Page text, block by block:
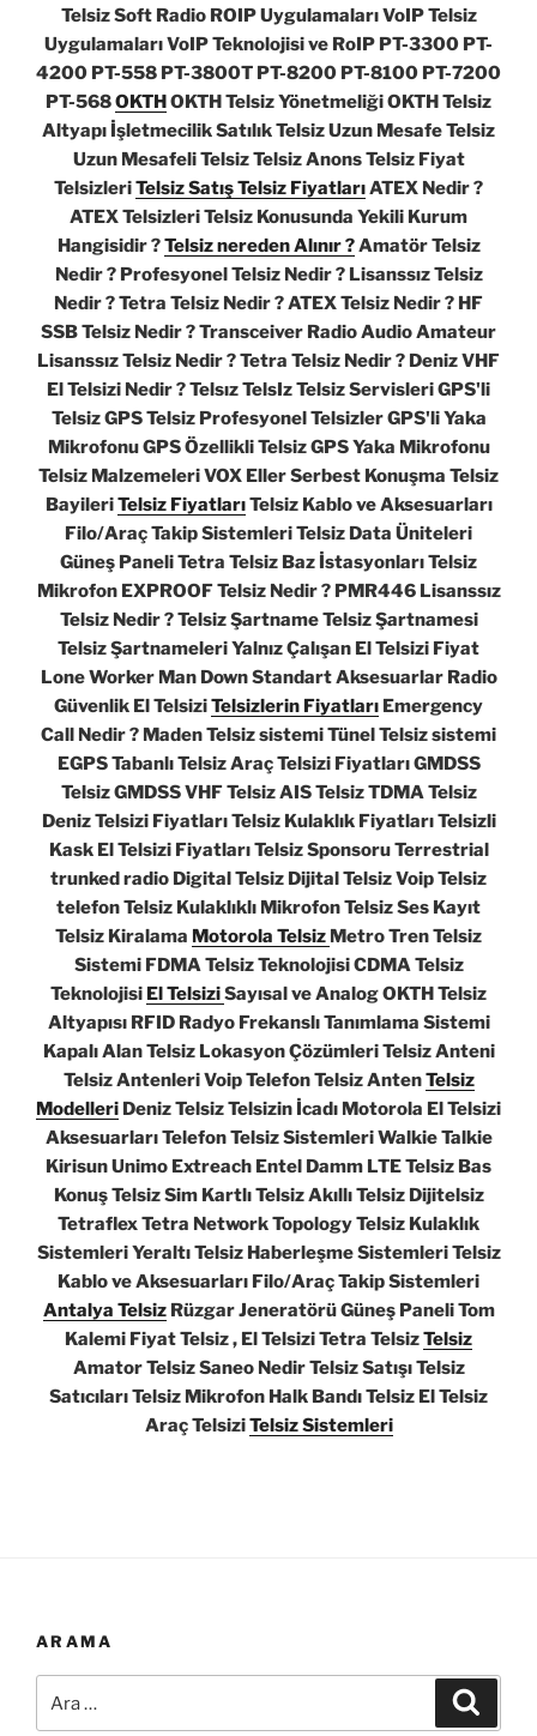
Telsiz Soft Radio ROIP Uygulamaları VoIP Telsiz
Uygulamaları VoIP Teknolojisi ve RoIP PT-3300 PT-
4200 PT-558 PT-3800T PT-8200 PT-8100 PT-7200
PT-568OKTHOKTH Telsiz Yönetmeliği OKTH Telsiz
Altyapı İşletmecilik Satılık Telsiz Uzun Mesafe Telsiz
Uzun Mesafeli Telsiz Telsiz Anons Telsiz Fiyat
TelsizleriTelsiz Satış Telsiz FiyatlarıATEX Nedir ?
ATEX Telsizleri Telsiz Konusunda Yekili Kurum
Hangisidir ?Telsiz nereden Alınır ?Amatör Telsiz
Nedir ? Profesyonel Telsiz Nedir ? Lisanssız Telsiz
Nedir ? Tetra Telsiz Nedir ? ATEX Telsiz Nedir ? HF
SSB Telsiz Nedir ? Transceiver Radio Audio Amateur
Lisanssız Telsiz Nedir ? Tetra Telsiz Nedir ? Deniz VHF
El Telsizi Nedir ? Telsız TelsIz Telsiz Servisleri GPS'li
Telsiz GPS Telsiz Profesyonel Telsizler GPS'li Yaka
Mikrofonu GPS Özellikli Telsiz GPS Yaka Mikrofonu
Telsiz Malzemeleri VOX Eller Serbest Konuşma Telsiz
BayileriTelsiz FiyatlarıTelsiz Kablo ve Aksesuarları
Filo/Araç Takip Sistemleri Telsiz Data Üniteleri
Güneş Paneli Tetra Telsiz Baz İstasyonları Telsiz
Mikrofon EXPROOF Telsiz Nedir ? PMR446 Lisanssız
Telsiz Nedir ? Telsiz Şartname Telsiz Şartnamesi
Telsiz Şartnameleri Yalnız Çalışan El Telsizi Fiyat
Lone Worker Man Down Standart Aksesuarlar Radio
Güvenlik El TelsiziTelsizlerin Fiyatları Emergency
Call Nedir ? Maden Telsiz sistemi Tünel Telsiz sistemi
EGPS Tabanlı Telsiz Araç Telsizi Fiyatları GMDSS
Telsiz GMDSS VHF Telsiz AIS Telsiz TDMA Telsiz
Deniz Telsizi Fiyatları Telsiz Kulaklık Fiyatları Telsizli
Kask El Telsizi Fiyatları Telsiz Sponsoru Terrestrial
trunked radio Digital Telsiz Dijital Telsiz Voip Telsiz
telefon Telsiz Kulaklıklı Mikrofon Telsiz Ses Kayıt
Telsiz Kiralama Motorola Telsiz Metro Tren Telsiz
Sistemi FDMA Telsiz Teknolojisi CDMA Telsiz
Teknolojisi El TelsiziSayısal ve Analog OKTH Telsiz
Altyapısı RFID Radyo Frekanslı Tanımlama Sistemi
Kapalı Alan Telsiz Lokasyon Çözümleri Telsiz Anteni
Telsiz Antenleri Voip Telefon Telsiz AntenTelsiz
Modelleri Deniz Telsiz Telsizin İcadı Motorola El Telsizi
Aksesuarları Telefon Telsiz Sistemleri Walkie Talkie
Kirisun Unimo Extreach Entel Damm LTE Telsiz Bas
Konuş Telsiz Sim Kartlı Telsiz Akıllı Telsiz Dijitelsiz
Tetraflex Tetra Network Topology Telsiz Kulaklık
Sistemleri Yeraltı Telsiz Haberleşme Sistemleri Telsiz
Kablo ve Aksesuarları Filo/Araç Takip Sistemleri
Antalya TelsizRüzgar Jeneratörü Güneş Paneli Tom
Kalemi Fiyat Telsiz , El Telsizi Tetra TelsizTelsiz
Amator Telsiz Saneo Nedir Telsiz Satışı Telsiz
Satıcıları Telsiz Mikrofon Halk Bandı Telsiz El Telsiz
Araç TelsiziTelsiz Sistemleri
ARAMA